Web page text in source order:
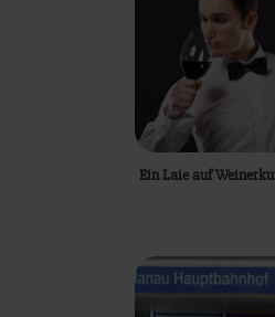
Ein Laie auf